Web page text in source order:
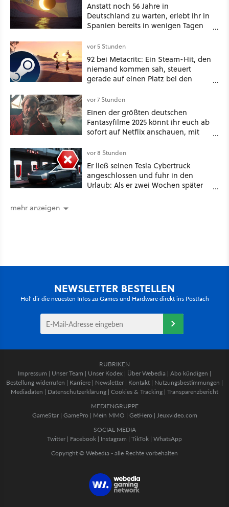
Anstatt noch 56 Jahre in
Deutschland zu warten, erlebt ihr in
Spanien bereits in wenigen Tagen
vor 5 Stunden
92 bei Metacritc: Ein Steam-Hit, den
niemand kommen sah, steuert
gerade auf einen Platz bei den
vor 7 Stunden
Einen der größten deutschen
Fantasyfilme 2025 könnt ihr euch ab
sofort auf Netflix anschauen, mit
vor 8 Stunden
Er ließ seinen Tesla Cybertruck
angeschlossen und fuhr in den
Urlaub: Als er zwei Wochen später
mehr anzeigen
NEWSLETTER BESTELLEN
Hol' dir die neuesten Infos zu Games und Hardware direkt ins Postfach
RUBRIKEN
Impressum | Unser Team | Unser Kodex | Über Webedia | Abo kündigen |
Bestellung widerrufen | Karriere | Newsletter | Kontakt | Nutzungsbestimmungen |
Mediadaten | Datenschutzerklärung | Cookies & Tracking | Transparenzbericht
MEDIENGRUPPE
GameStar| GamePro | Mein MMO | GetHero | Jeuxvideo.com
SOCIAL MEDIA
Twitter | Facebook | Instagram | TikTok | WhatsApp
Copyright © Webedia - alle Rechte vorbehalten